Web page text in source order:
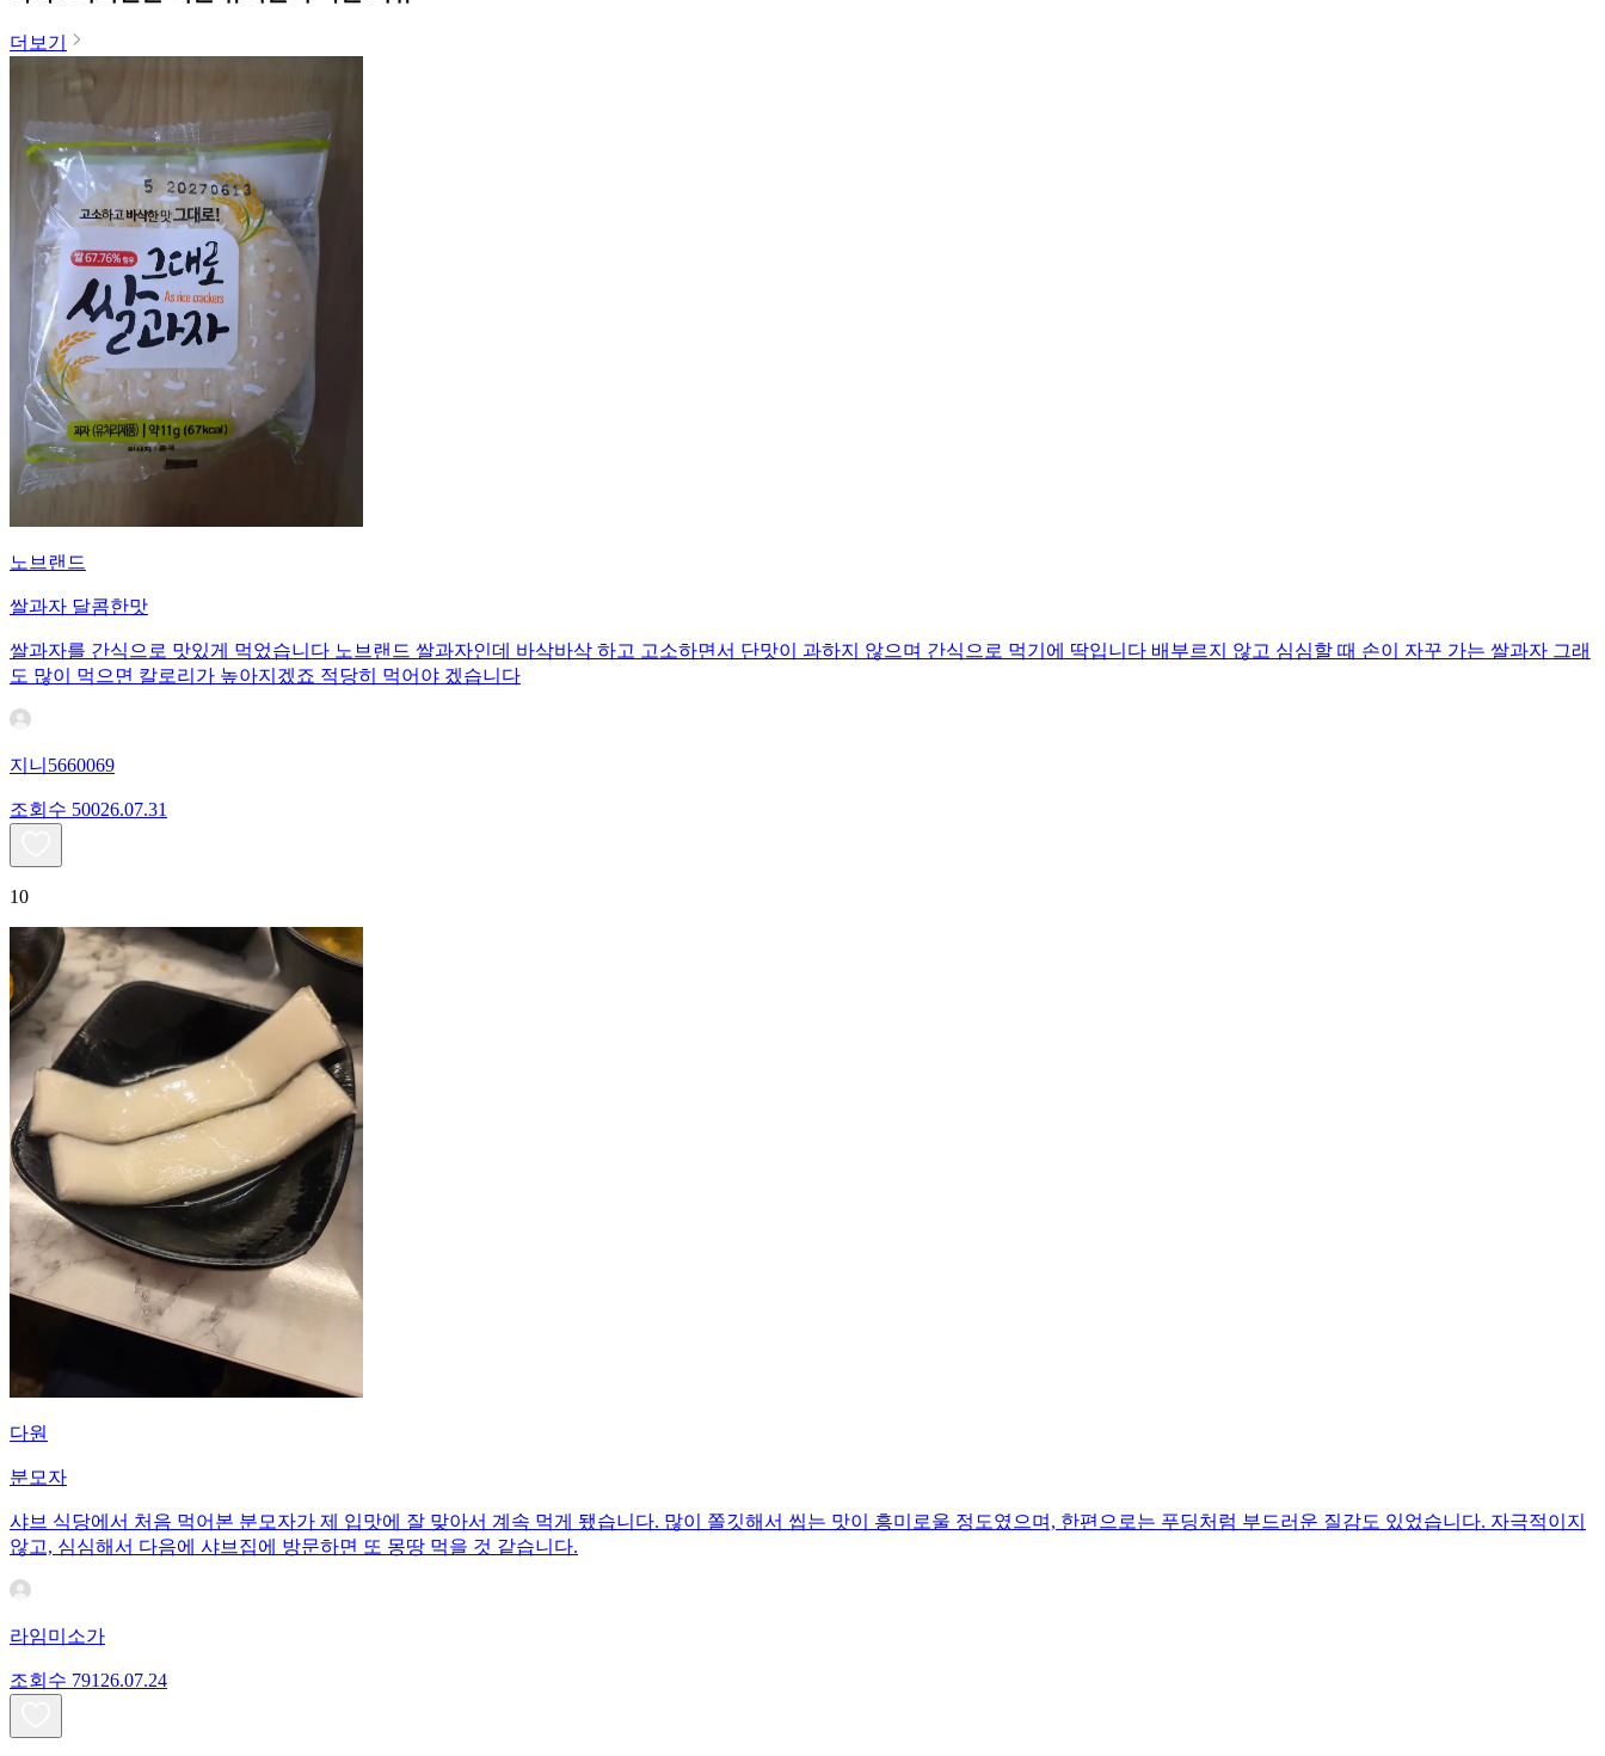
더보기
노브랜드
쌀과자 달콤한맛
쌀과자를 간식으로 맛있게 먹었습니다 노브랜드 쌀과자인데 바삭바삭 하고 고소하면서 단맛이 과하지 않으며 간식으로 먹기에 딱입니다 배부르지 않고 심심할 때 손이 자꾸 가는 쌀과자 그래
도 많이 먹으면 칼로리가 높아지겠죠 적당히 먹어야 겠습니다
지니5660069
조회수 50026.07.31
10
다원
분모자
샤브 식당에서 처음 먹어본 분모자가 제 입맛에 잘 맞아서 계속 먹게 됐습니다. 많이 쫄깃해서 씹는 맛이 흥미로울 정도였으며, 한편으로는 푸딩처럼 부드러운 질감도 있었습니다. 자극적이지
않고, 심심해서 다음에 샤브집에 방문하면 또 몽땅 먹을 것 같습니다.
라임미소가
조회수 791 26.07.24